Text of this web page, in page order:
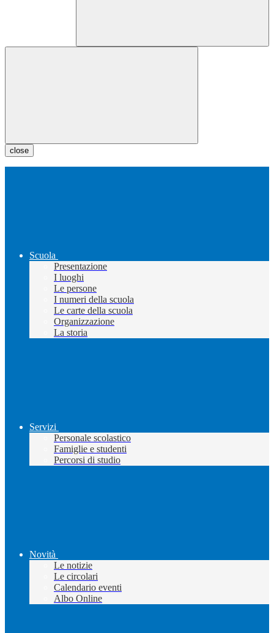
close
Scuola
Presentazione
I luoghi
Le persone
I numeri della scuola
Le carte della scuola
Organizzazione
La storia
Servizi
Personale scolastico
Famiglie e studenti
Percorsi di studio
Novità
Le notizie
Le circolari
Calendario eventi
Albo Online